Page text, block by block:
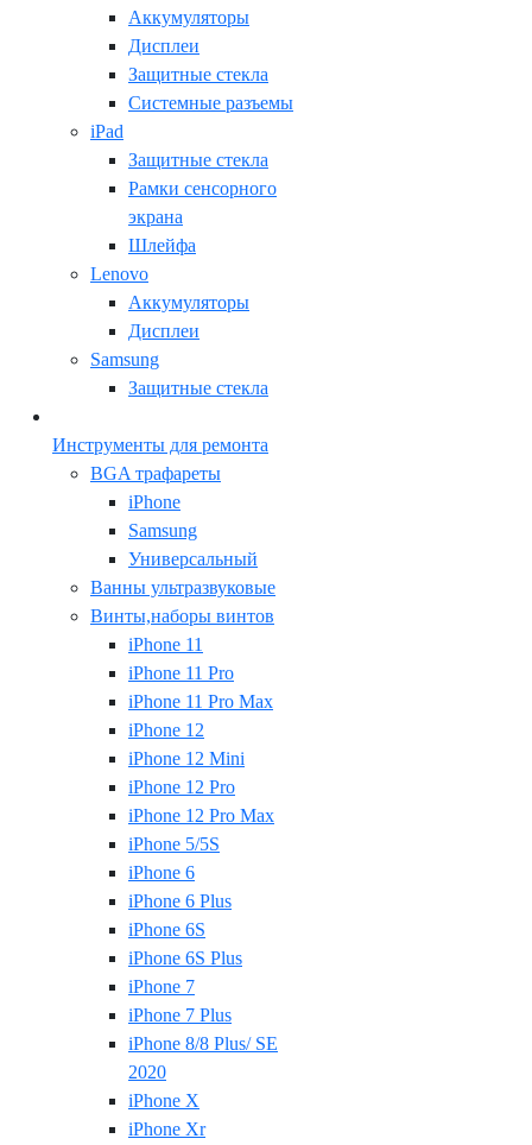
Аккумуляторы
Дисплеи
Защитные стекла
Системные разъемы
iPad
Защитные стекла
Рамки сенсорного
экрана
Шлейфа
Lenovo
Аккумуляторы
Дисплеи
Samsung
Защитные стекла
Инструменты для ремонта
BGA трафареты
iPhone
Samsung
Универсальный
Ванны ультразвуковые
Винты,наборы винтов
iPhone 11
iPhone 11 Pro
iPhone 11 Pro Max
iPhone 12
iPhone 12 Mini
iPhone 12 Pro
iPhone 12 Pro Max
iPhone 5/5S
iPhone 6
iPhone 6 Plus
iPhone 6S
iPhone 6S Plus
iPhone 7
iPhone 7 Plus
iPhone 8/8 Plus/ SE
2020
iPhone X
iPhone Xr